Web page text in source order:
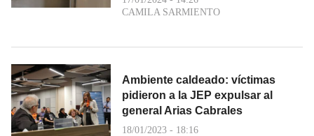
CAMILA SARMIENTO
Ambiente caldeado: víctimas
pidieron a la JEP expulsar al
general Arias Cabrales
18/01/2023 - 18:16